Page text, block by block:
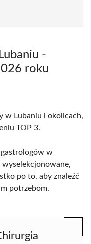
-
roku
w Lubaniu i okolicach,
TOP 3.
w
wyselekcjonowane,
po to, aby znaleźć
potrzebom.